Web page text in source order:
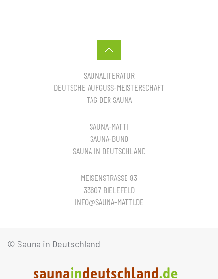
SAUNALITERATUR
DEUTSCHE AUFGUSS-MEISTERSCHAFT
TAG DER SAUNA
SAUNA-MATTI
SAUNA-BUND
SAUNA IN DEUTSCHLAND
MEISENSTRASSE 83
33607 BIELEFELD
INFO@SAUNA-MATTI.DE
© Sauna in Deutschland